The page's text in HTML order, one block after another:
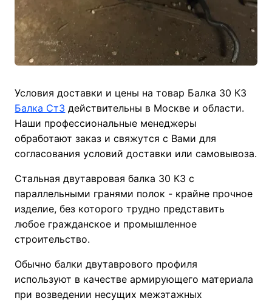
Условия доставки и цены на товар Балка 30 К3
Балка Ст3 действительны в Москве и области.
Наши профессиональные менеджеры
обработают заказ и свяжутся с Вами для
согласования условий доставки или самовывоза.
Стальная двутавровая балка 30 К3 с
параллельными гранями полок - крайне прочное
изделие, без которого трудно представить
любое гражданское и промышленное
строительство.
Обычно балки двутаврового профиля
используют в качестве армирующего материала
при возведении несущих межэтажных